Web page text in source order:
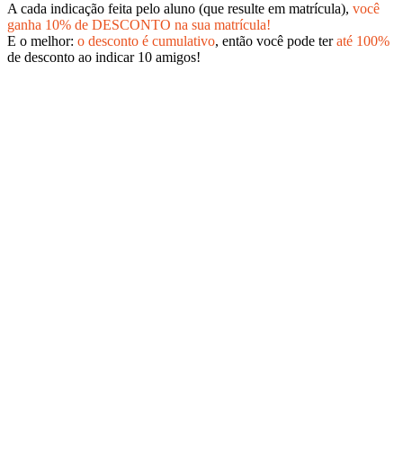
A cada indicação feita pelo aluno (que resulte em matrícula), você
ganha 10% de DESCONTO na sua matrícula!
E o melhor: o desconto é cumulativo, então você pode teraté 100%
de desconto ao indicar 10 amigos!